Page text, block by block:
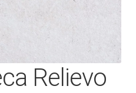
Relievo